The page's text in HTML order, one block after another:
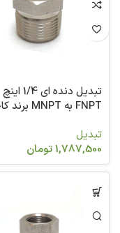
تبدیل دنده ای 1/4 اینچ
FNPT به MNPT برند کاجون
تبدیل
1,787,500تومان